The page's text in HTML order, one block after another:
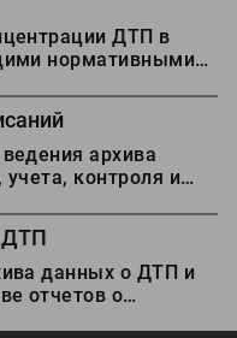
ДТП в
нормативными
на сети
архива
контроля и
ДТП
данных о ДТП и
отчетов о